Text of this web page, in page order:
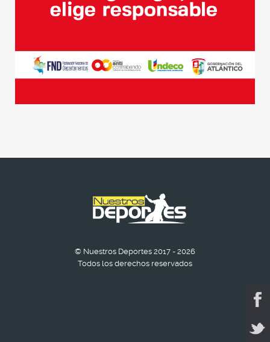
© Nuestros Deportes 2017 - 2026
Todos los derechos reservados